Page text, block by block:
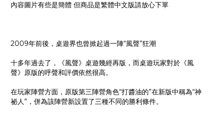
內容圖片有些是簡體 但商品是繁體中文版請放心下單
2009年前後，桌遊界也曾掀起過一陣“風聲”狂潮
十多年過去了，《風聲》桌遊幾經再版，而桌遊玩家對於《風
聲》原版的呼聲和評價依然很高。
在玩家陣營方面，原版第三陣營角色“打醬油的”在新版中稱為“神
祕人”，併為該陣營新設置了三種不同的勝利條件。